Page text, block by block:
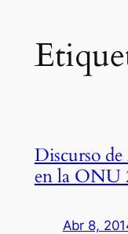
Discurso
en la ONU
Abr 8,